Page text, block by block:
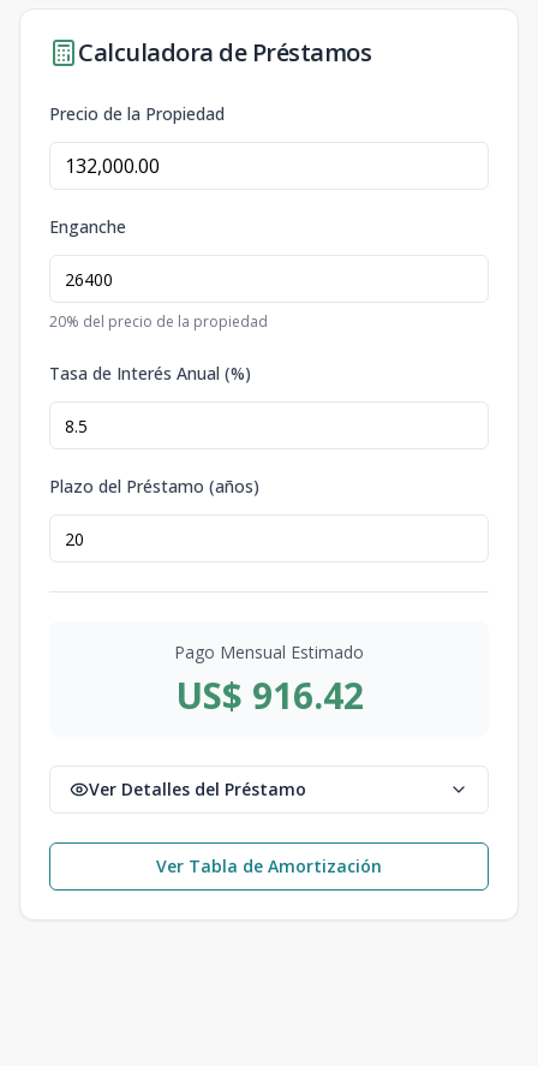
Calculadora de Préstamos
Precio de la Propiedad
Enganche
20% del precio de la propiedad
Tasa de Interés Anual (%)
Plazo del Préstamo (años)
Pago Mensual Estimado
US$ 916.42
Ver Detalles del Préstamo
Ver Tabla de Amortización